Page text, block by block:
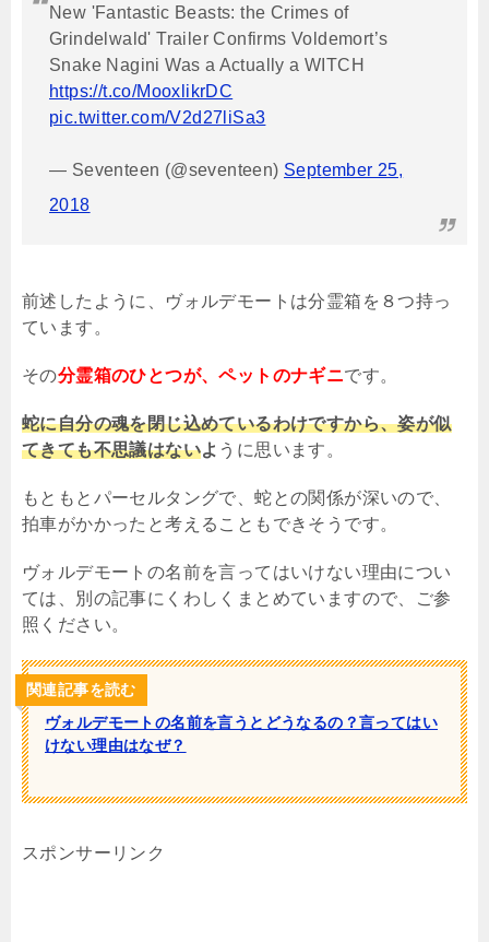
New 'Fantastic Beasts: the Crimes of
Grindelwald' Trailer Confirms Voldemort’s
Snake Nagini Was a Actually a WITCH
https://t.co/MooxlikrDC
pic.twitter.com/V2d27liSa3
— Seventeen (@seventeen) September 25,
2018
前述したように、ヴォルデモートは分霊箱を８つ持っ
ています。
その分霊箱のひとつが、ペットのナギニです。
蛇に自分の魂を閉じ込めているわけですから、姿が似
てきても不思議はないよ うに思います。
もともとパーセルタングで、蛇との関係が深いので、
拍車がかかったと考えることもできそうです。
ヴォルデモートの名前を言ってはいけない理由につい
ては、別の記事にくわしくまとめていますので、ご参
照ください。
関連記事を読む
ヴォルデモートの名前を言うとどうなるの？言ってはい
けない理由はなぜ？
スポンサーリンク